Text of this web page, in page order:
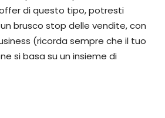
di questo tipo, potresti
brusco stop delle vendite, con
(ricorda sempre che il tuo
si basa su un insieme di